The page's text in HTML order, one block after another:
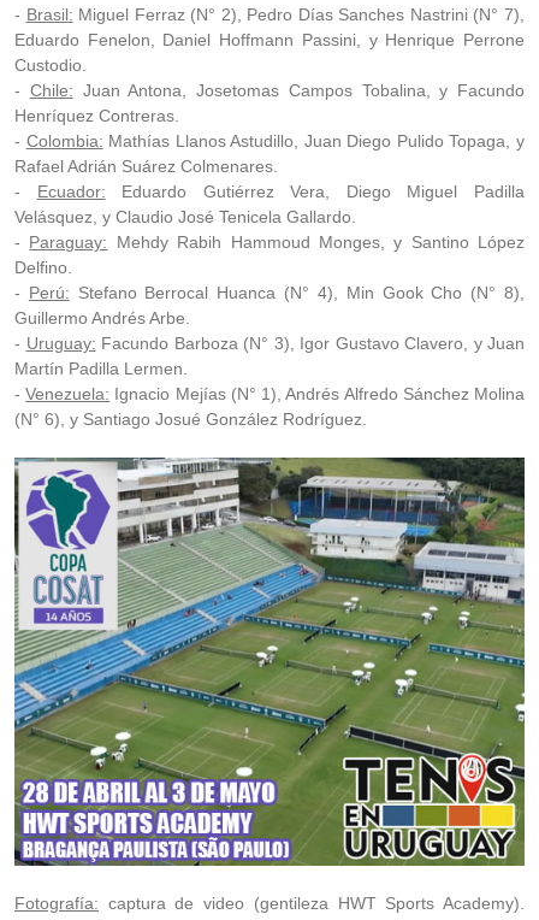
- Brasil: Miguel Ferraz (N° 2), Pedro Días Sanches Nastrini (N° 7),
Eduardo Fenelon, Daniel Hoffmann Passini, y Henrique Perrone
Custodio.
- Chile: Juan Antona, Josetomas Campos Tobalina, y Facundo
Henríquez Contreras.
- Colombia: Mathías Llanos Astudillo, Juan Diego Pulido Topaga, y
Rafael Adrián Suárez Colmenares.
- Ecuador: Eduardo Gutiérrez Vera, Diego Miguel Padilla
Velásquez, y Claudio José Tenicela Gallardo.
- Paraguay: Mehdy Rabih Hammoud Monges, y Santino López
Delfino.
- Perú: Stefano Berrocal Huanca (N° 4), Min Gook Cho (N° 8),
Guillermo Andrés Arbe.
- Uruguay: Facundo Barboza (N° 3), Igor Gustavo Clavero, y Juan
Martín Padilla Lermen.
-Venezuela: Ignacio Mejías (N° 1), Andrés Alfredo Sánchez Molina
(N° 6), y Santiago Josué González Rodríguez.
Fotografía: captura de video (gentileza HWT Sports Academy)